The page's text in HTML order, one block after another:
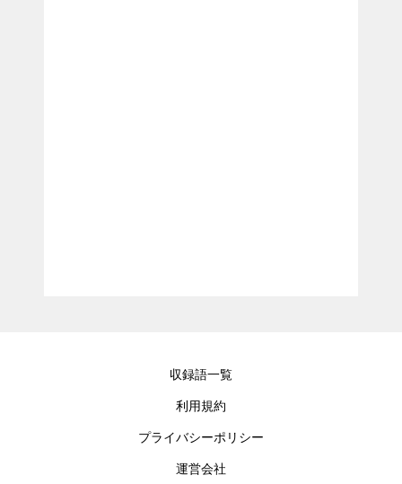
収録語一覧
利用規約
プライバシーポリシー
運営会社